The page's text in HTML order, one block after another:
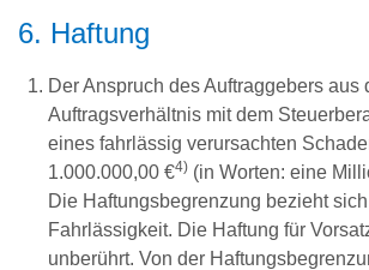
6. Haftung
Der Anspruch des Auftraggebers aus
Auftragsverhältnis mit dem
eines fahrlässig verursachten
1.000.000,00 €4) (in Worten: eine
Die Haftungsbegrenzung bezieht
Fahrlässigkeit. Die Haftung für
unberührt. Von der